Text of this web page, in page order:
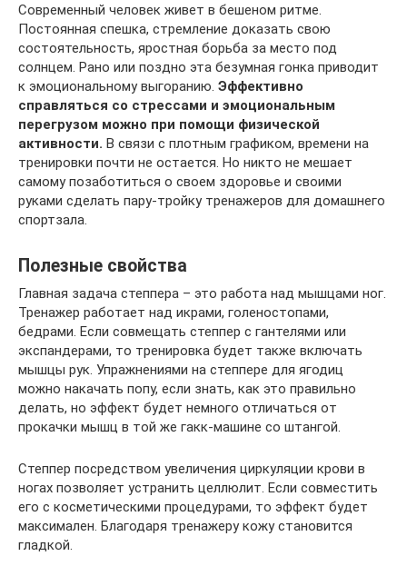
Современный человек живет в бешеном ритме.
Постоянная спешка, стремление доказать свою
состоятельность, яростная борьба за место под
солнцем. Рано или поздно эта безумная гонка приводит
к эмоциональному выгоранию. Эффективно
справляться со стрессами и эмоциональным
перегрузом можно при помощи физической
активности. В связи с плотным графиком, времени на
тренировки почти не остается. Но никто не мешает
самому позаботиться о своем здоровье и своими
руками сделать пару-тройку тренажеров для домашнего
спортзала.
Полезные свойства
Главная задача степпера – это работа над мышцами ног.
Тренажер работает над икрами, голеностопами,
бедрами. Если совмещать степпер с гантелями или
экспандерами, то тренировка будет также включать
мышцы рук. Упражнениями на степпере для ягодиц
можно накачать попу, если знать, как это правильно
делать, но эффект будет немного отличаться от
прокачки мышц в той же гакк-машине со штангой.
Степпер посредством увеличения циркуляции крови в
ногах позволяет устранить целлюлит. Если совместить
его с косметическими процедурами, то эффект будет
максимален. Благодаря тренажеру кожу становится
гладкой.